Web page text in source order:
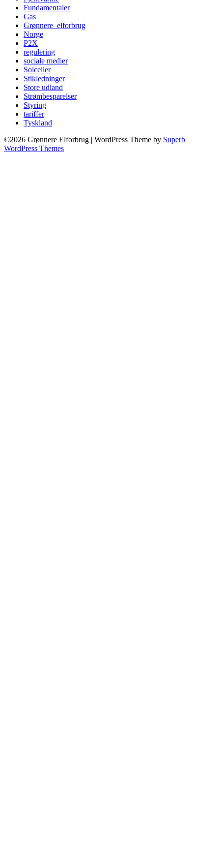
Fundamentaler
Gas
Grønnere_elforbrug
Norge
P2X
regulering
sociale medier
Solceller
Stikledninger
Store udland
Strømbesparelser
Styring
tariffer
Tyskland
©2026 Grønnere Elforbrug | WordPress Theme by Superb
WordPress Themes